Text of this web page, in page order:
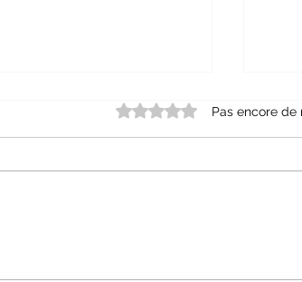
Noté 0 étoile sur 5.
Pas encore de